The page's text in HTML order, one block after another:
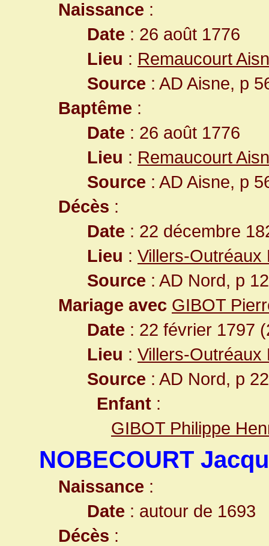
Naissance :
Date : 26 août 1776
Lieu : Remaucourt
Source : AD Aisne, p
Baptême :
Date : 26 août 1776
Lieu : Remaucourt
Source : AD Aisne, p
Décès :
Date : 22 décembre
Lieu : Villers-Outréaux
Source : AD Nord, p
Mariage avec GIBOT
Date : 22 février 1797
Lieu : Villers-Outréaux
Source : AD Nord, p
Enfant :
GIBOT Philippe
NOBECOURT
Naissance :
Date : autour de 1693
Décès :